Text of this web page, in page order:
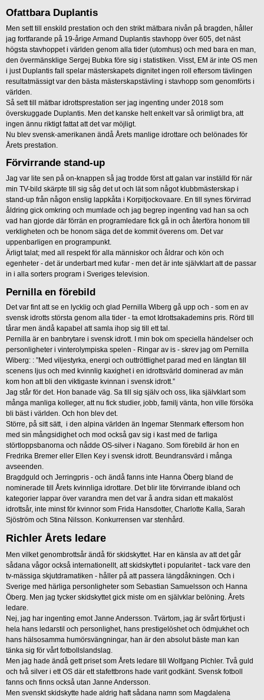
Ofattbara Duplantis
Men sett till enskild prestation och den strikt mätbara nivån på bragden, håller
jag fortfarande på 19-årige Armand Duplantis stavhopp över 605, det näst
högsta stavhoppet i världen genom alla tider (utomhus) och med bara en man,
den övermänsklige Sergej Bubka före sig i statistiken. Visst, EM är inte OS men
i just Duplantis fall spelar mästerskapets dignitet ingen roll eftersom tävlingen
resultatmässigt var den bästa mästerskapstävling i stavhopp som genomförts i
världen.
Så sett till mätbar idrottsprestation ser jag ingenting under 2018 som
överskuggade Duplantis. Men det kanske helt enkelt var så orimligt bra, att
ingen ännu riktigt fattat att det var möjligt.
Nu blev svensk-amerikanen ändå Årets manlige idrottare och belönades för
Årets prestation.
Förvirrande stand-up
Jag var lite sen på on-knappen så jag trodde först att galan var inställd för när
min TV-bild skärpte till sig såg det ut och lät som något klubbmästerskap i
stand-up från någon enslig lappkåta i Korpitjockovaare. En till synes förvirrad
åldring gick omkring och mumlade och jag begrep ingenting vad han sa och
vad han gjorde där förrän en programledare fick gå in och återföra honom till
verkligheten och be honom säga det de kommit överens om. Det var
uppenbarligen en programpunkt.
Ärligt talat; med all respekt för alla människor och åldrar och kön och
egenheter - det är underbart med kufar - men det är inte självklart att de passar
in i alla sorters program i Sveriges television.
Pernilla en förebild
Det var fint att se en lycklig och glad Pernilla Wiberg gå upp och - som en av
svensk idrotts största genom alla tider - ta emot Idrottsakademins pris. Rörd till
tårar men ändå kapabel att samla ihop sig till ett tal.
Pernilla är en banbrytare i svensk idrott. I min bok om speciella händelser och
personligheter i vinterolympiska spelen - Ringar av is - skrev jag om Pernilla
Wiberg: : ”Med viljestyrka, energi och outtröttlighet parad med en längtan till
scenens ljus och med kvinnlig kaxighet i en idrottsvärld dominerad av män
kom hon att bli den viktigaste kvinnan i svensk idrott.”
Jag står för det. Hon banade väg. Sa till sig själv och oss, lika självklart som
många manliga kolleger, att nu fick studier, jobb, familj vänta, hon ville försöka
bli bäst i världen. Och hon blev det.
Större, på sitt sätt, i den alpina världen än Ingemar Stenmark eftersom hon
med sin mångsidighet och mod också gav sig i kast med de farliga
störtloppsbanorna och nådde OS-silver i Nagano. Som förebild är hon en
Fredrika Bremer eller Ellen Key i svensk idrott. Beundransvärd i många
avseenden.
Bragdguld och Jerringpris - och ändå fanns inte Hanna Öberg bland de
nominerade till Årets kvinnliga idrottare. Det blir lite förvirrande ibland och
kategorier lappar över varandra men det var å andra sidan ett makalöst
idrottsår, inte minst för kvinnor som Frida Hansdotter, Charlotte Kalla, Sarah
Sjöström och Stina Nilsson. Konkurrensen var stenhård.
Richler Årets ledare
Men vilket genombrottsår ändå för skidskyttet. Har en känsla av att det går
sådana vågor också internationellt, att skidskyttet i popularitet - tack vare den
tv-mässiga skjutdramatiken - håller på att passera längdåkningen. Och i
Sverige med härliga personligheter som Sebastian Samuelsson och Hanna
Öberg. Men jag tycker skidskyttet gick miste om en självklar belöning. Årets
ledare.
Nej, jag har ingenting emot Janne Andersson. Tvärtom, jag är svårt förtjust i
hela hans ledarstil och personlighet, hans prestigelöshet och ödmjukhet och
hans hälsosamma humörsvängningar, han är den absolut bäste man kan
tänka sig för vårt fotbollslandslag.
Men jag hade ändå gett priset som Årets ledare till Wolfgang Pichler. Två guld
och två silver i ett OS där ett stafettbrons hade varit godkänt. Svensk fotboll
fanns och finns också utan Janne Andersson.
Men svenskt skidskytte hade aldrig haft sådana namn som Magdalena